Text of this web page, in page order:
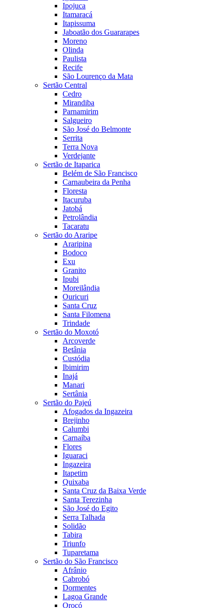
Ipojuca
Itamaracá
Itapissuma
Jaboatão dos Guararapes
Moreno
Olinda
Paulista
Recife
São Lourenço da Mata
Sertão Central
Cedro
Mirandiba
Parnamirim
Salgueiro
São José do Belmonte
Serrita
Terra Nova
Verdejante
Sertão de Itaparica
Belém de São Francisco
Carnaubeira da Penha
Floresta
Itacuruba
Jatobá
Petrolândia
Tacaratu
Sertão do Araripe
Araripina
Bodoco
Exu
Granito
Ipubi
Moreilândia
Ouricuri
Santa Cruz
Santa Filomena
Trindade
Sertão do Moxotó
Arcoverde
Betânia
Custódia
Ibimirim
Inajá
Manari
Sertânia
Sertão do Pajeú
Afogados da Ingazeira
Brejinho
Calumbi
Carnaíba
Flores
Iguaraci
Ingazeira
Itapetim
Quixaba
Santa Cruz da Baixa Verde
Santa Terezinha
São José do Egito
Serra Talhada
Solidão
Tabira
Triunfo
Tuparetama
Sertão do São Francisco
Afrânio
Cabrobó
Dormentes
Lagoa Grande
Orocó